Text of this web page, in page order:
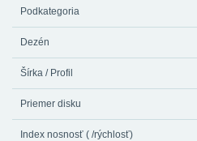
Podkategoria
Dezén
Šírka / Profil
Priemer disku
Index nosnosť ( /rýchlosť)